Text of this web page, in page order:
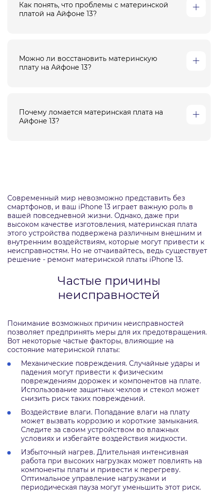
Как понять, что проблемы с материнской
платой на Айфоне 13?
Можно ли восстановить материнскую
плату на Айфоне 13?
Почему ломается материнская плата на
Айфоне 13?
Современный мир невозможно представить без
смартфонов, и ваш iPhone 13 играет важную роль в
вашей повседневной жизни. Однако, даже при
высоком качестве изготовления, материнская плата
этого устройства подвержена различным внешним и
внутренним воздействиям, которые могут привести к
неисправностям. Но не отчаивайтесь, ведь существует
решение - ремонт материнской платы iPhone 13.
Частые причины
неисправностей
Понимание возможных причин неисправностей
позволяет предпринять меры для их предотвращения.
Вот некоторые частые факторы, влияющие на
состояние материнской платы:
Механические повреждения. Случайные удары и
падения могут привести к физическим
повреждениям дорожек и компонентов на плате.
Использование защитных чехлов и стекол может
снизить риск таких повреждений.
Воздействие влаги. Попадание влаги на плату
может вызвать коррозию и короткие замыкания.
Следите за своим устройством во влажных
условиях и избегайте воздействия жидкости.
Избыточный нагрев. Длительная интенсивная
работа при высоких нагрузках может повлиять на
компоненты платы и привести к перегреву.
Оптимальное управление нагрузками и
периодическая пауза могут уменьшить этот риск.